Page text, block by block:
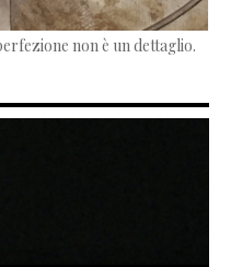
non è un dettaglio.